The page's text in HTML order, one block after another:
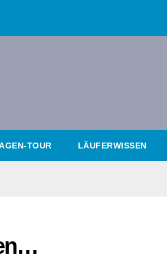
TOUR LÄUFERWISSEN